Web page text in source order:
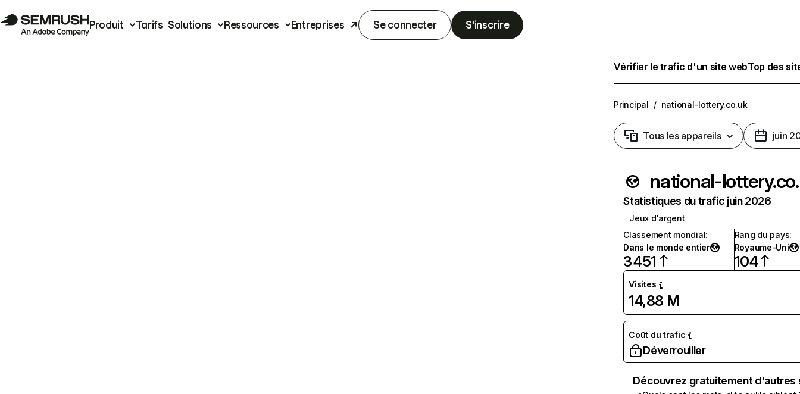
Produit Tarifs Solutions Ressources Entreprises Se connecter S'inscrire
Vérifier le trafic d'un site webTop des
Principal / national-lottery.co.uk
Tous les appareils juin
national-
Statistiques du trafic juin 2026
Jeux d'argent
Classement mondial:
Dans le monde entier
3 451
Rang du pays:
Royaume-Uni
104
Visites
14,88 M
Coût du trafic
Déverrouiller
Découvrez gratuitement